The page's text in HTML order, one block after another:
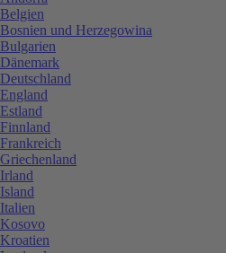
Belgien
Bosnien und Herzegowina
Bulgarien
Dänemark
Deutschland
England
Estland
Finnland
Frankreich
Griechenland
Irland
Island
Italien
Kosovo
Kroatien